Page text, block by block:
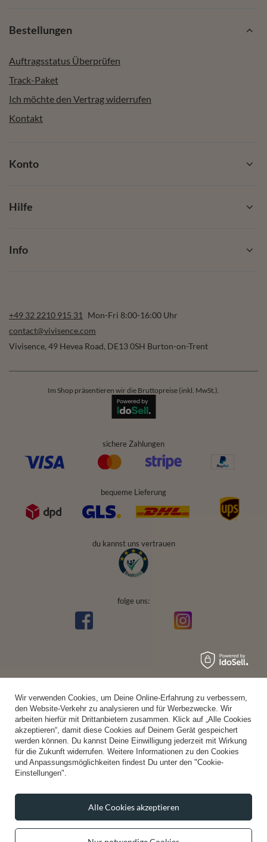
Bestellungen
Auftragsstatus Überprüfen
Track-Paket
Ich möchte den Vertrag widerrufen
Kontakt
Konto
Hilfe
Info
+49 32 2210 915 31
Mon-Fri 8:00-16:00 Uhr
contact@vivisence.com
Vivisence, 49 Hevea Road, DE13 0SH Burton-on-Trent
Im Shop präsentieren wir die Bruttopreise (inkl. MwSt.).
sichere Zahlungen
bequeme Lieferung
du kannst uns vertrauen
folge uns:
Wir verwenden Cookies, um Deine Online-Erfahrung zu verbessern,
den Website-Verkehr zu analysieren und für Werbezwecke. Wir
arbeiten hierfür mit Drittanbietern zusammen. Klick auf „Alle Cookies
akzeptieren“, damit diese Cookies auf Deinem Gerät gespeichert
werden können. Du kannst Deine Einwilligung jederzeit mit Wirkung
für die Zukunft widerrufen. Weitere Informationen zu den Cookies
und Anpassungsmöglichkeiten findest Du unter den "Cookie-
Einstellungen".
Alle Cookies akzeptieren